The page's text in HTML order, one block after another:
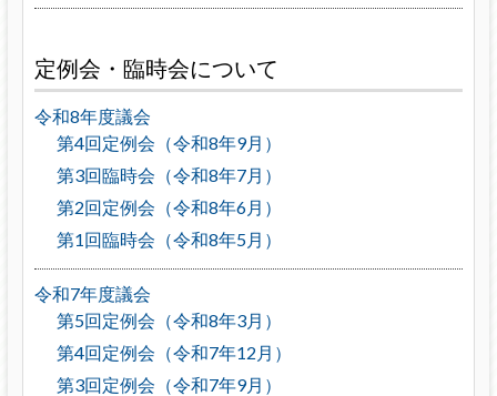
定例会・臨時会について
令和8年度議会
第4回定例会（令和8年9月）
第3回臨時会（令和8年7月）
第2回定例会（令和8年6月）
第1回臨時会（令和8年5月）
令和7年度議会
第5回定例会（令和8年3月）
第4回定例会（令和7年12月）
第3回定例会（令和7年9月）